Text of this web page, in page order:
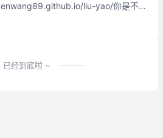
liu-yao/你是不是
的选项，大脑CPU过...
已经到底啦 ~